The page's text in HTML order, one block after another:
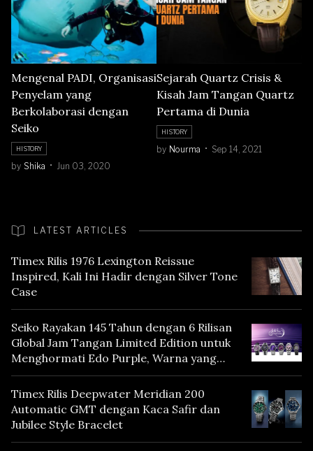
Mengenal PADI, Organisasi
Penyelam yang
Berkolaborasi dengan
Seiko
HISTORY
by Shika Jun 03, 2020
Sejarah Quartz Crisis &
Kisah Jam Tangan Quartz
Pertama di Dunia
HISTORY
by Nourma Sep 14, 2021
LATEST ARTICLES
Timex Rilis 1976 Lexington Reissue
Inspired, Kali Ini Hadir dengan Silver Tone
Case
Seiko Rayakan 145 Tahun dengan 6 Rilisan
Global Jam Tangan Limited Edition untuk
Menghormati Edo Purple, Warna yang
Mencerminkan Warisan Tokyo
Timex Rilis Deepwater Meridian 200
Automatic GMT dengan Kaca Safir dan
Jubilee Style Bracelet